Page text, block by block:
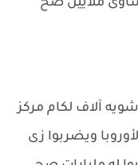
ملايين صح
آلاف لكام مركز
ويضربوا زى